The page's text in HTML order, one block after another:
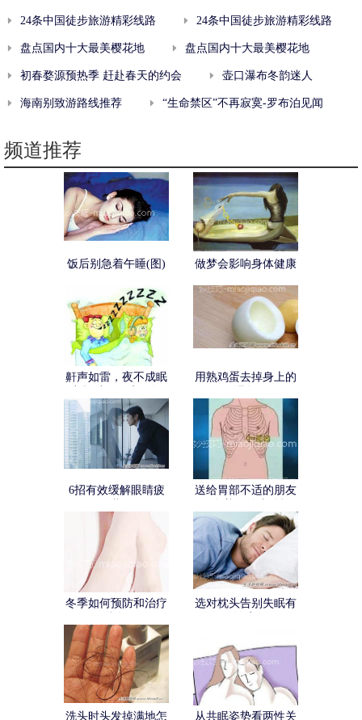
24条中国徒步旅游精彩线路 24条中国徒步旅游精彩线路
盘点国内十大最美樱花地 盘点国内十大最美樱花地
初春婺源预热季 赶赴春天的约会 壶口瀑布冬韵迷人
海南别致游路线推荐 “生命禁区”不再寂寞-罗布泊见闻
频道推荐
饭后别急着午睡(图)
做梦会影响身体健康
鼾声如雷，夜不成眠
用熟鸡蛋去掉身上的
6招有效缓解眼睛疲
送给胃部不适的朋友
冬季如何预防和治疗
选对枕头告别失眠有
洗头时头发掉满地怎
从共眠姿势看两性关